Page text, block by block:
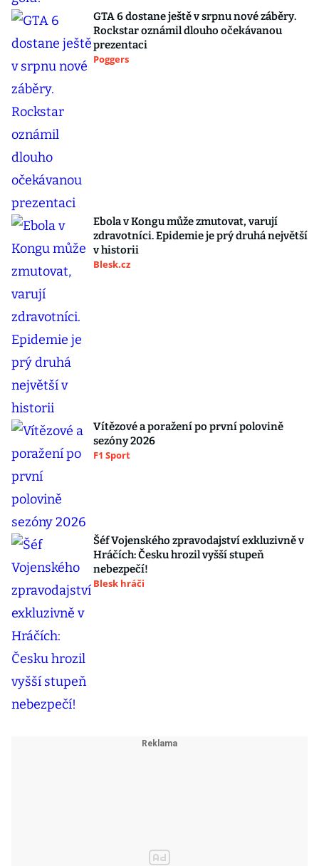
GTA 6 dostane ještě v srpnu nové záběry.
Rockstar oznámil dlouho očekávanou
prezentaci
Poggers
Ebola v Kongu může zmutovat, varují
zdravotníci. Epidemie je prý druhá největší
v historii
Blesk.cz
Vítězové a poražení po první polovině
sezóny 2026
F1 Sport
Šéf Vojenského zpravodajství exkluzivně v
Hráčích: Česku hrozil vyšší stupeň
nebezpečí!
Blesk hráči